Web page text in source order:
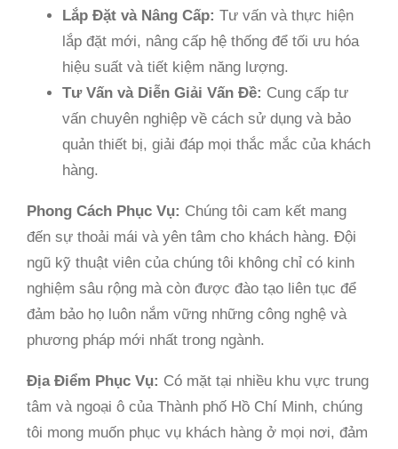
Lắp Đặt và Nâng Cấp: Tư vấn và thực hiện
lắp đặt mới, nâng cấp hệ thống để tối ưu hóa
hiệu suất và tiết kiệm năng lượng.
Tư Vấn và Diễn Giải Vấn Đề: Cung cấp tư
vấn chuyên nghiệp về cách sử dụng và bảo
quản thiết bị, giải đáp mọi thắc mắc của khách
hàng.
Phong Cách Phục Vụ: Chúng tôi cam kết mang
đến sự thoải mái và yên tâm cho khách hàng. Đội
ngũ kỹ thuật viên của chúng tôi không chỉ có kinh
nghiệm sâu rộng mà còn được đào tạo liên tục để
đảm bảo họ luôn nắm vững những công nghệ và
phương pháp mới nhất trong ngành.
Địa Điểm Phục Vụ: Có mặt tại nhiều khu vực trung
tâm và ngoại ô của Thành phố Hồ Chí Minh, chúng
tôi mong muốn phục vụ khách hàng ở mọi nơi, đảm